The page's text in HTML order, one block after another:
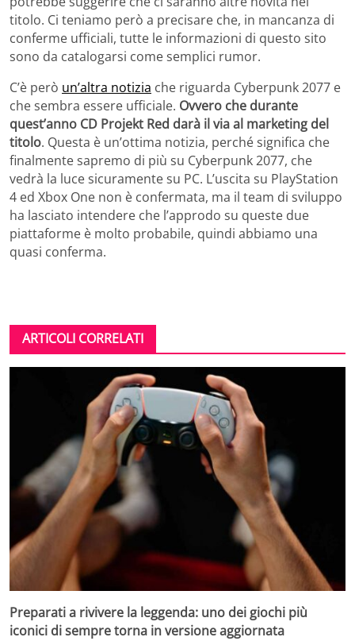
titolo. Ci teniamo però a precisare che, in mancanza di
conferme ufficiali, tutte le informazioni di questo sito
sono da catalogarsi come semplici rumor.
C’è però un’altra notizia che riguarda Cyberpunk 2077 e
che sembra essere ufficiale. Ovvero che durante
quest’anno CD Projekt Red darà il via al marketing del
titolo. Questa è un’ottima notizia, perché significa che
finalmente sapremo di più su Cyberpunk 2077, che
vedrà la luce sicuramente su PC. L’uscita su PlayStation
4 ed Xbox One non è confermata, ma il team di sviluppo
ha lasciato intendere che l’approdo su queste due
piattaforme è molto probabile, quindi abbiamo una
quasi conferma.
ARTICOLI CORRELATI
Preparati a rivivere la leggenda: uno dei giochi più
iconici di sempre torna in versione aggiornata